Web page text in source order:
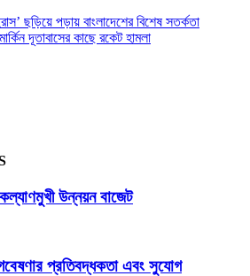
ছড়িয়ে পড়ায় বাংলাদেশের বিশেষ সতর্কতা
দূতাবাসের কাছে রকেট হামলা
উন্নয়ন বাজেট
প্রতিবদ্ধকতা এবং সুযোগ